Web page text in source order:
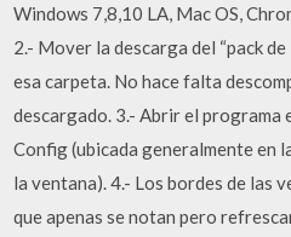
Windows 7,8,10 LA, Mac OS,
2.- Mover la descarga del “pack
esa carpeta. No hace falta
descargado. 3.- Abrir el programa
Config (ubicada generalmente en
la ventana). 4.- Los bordes de las
que apenas se notan pero